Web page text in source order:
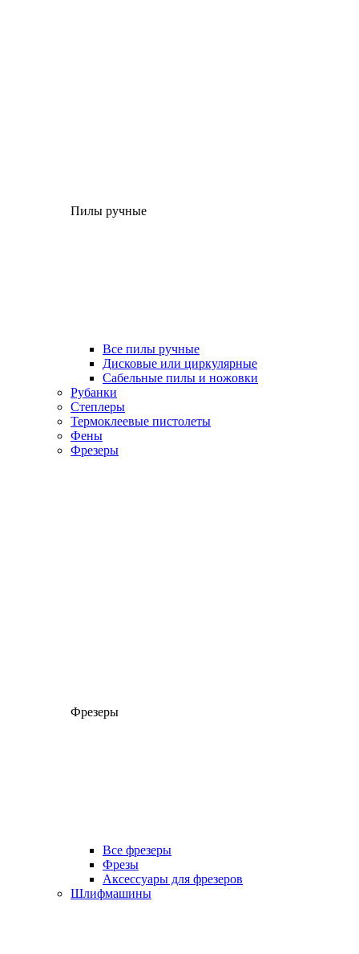
Пилы ручные
Все пилы ручные
Дисковые или циркулярные
Сабельные пилы и ножовки
Рубанки
Степлеры
Термоклеевые пистолеты
Фены
Фрезеры
Фрезеры
Все фрезеры
Фрезы
Аксессуары для фрезеров
Шлифмашины